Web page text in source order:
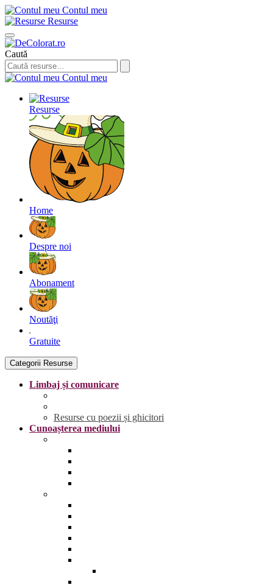
Contul meu
Resurse
Caută
Contul meu
Resurse
Home
Despre noi
Abonament
Noutăţi
Gratuite
Categorii Resurse
Limbaj și comunicare
Resurse cu poezii și ghicitori
Cunoașterea mediului